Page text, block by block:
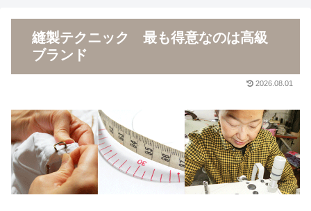
縫製テクニック 最も得意なのは高級
ブランド
2026.08.01